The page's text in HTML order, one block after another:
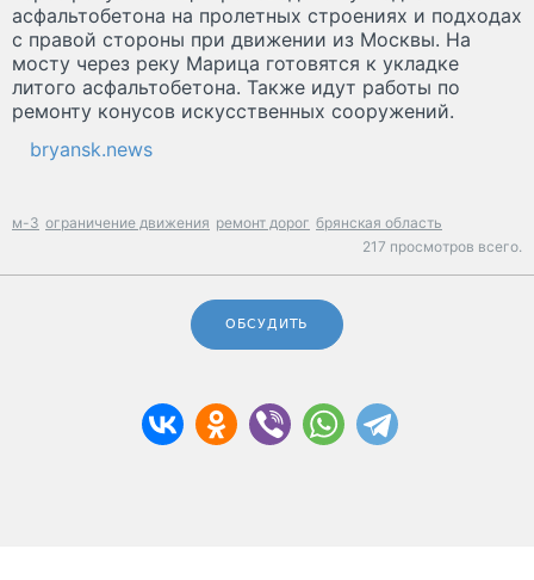
асфальтобетона на пролетных строениях и подходах
с правой стороны при движении из Москвы. На
мосту через реку Марица готовятся к укладке
литого асфальтобетона. Также идут работы по
ремонту конусов искусственных сооружений.
bryansk.news
м-3 ограничение движения ремонт дорог брянская область
217 просмотров всего.
ОБСУДИТЬ